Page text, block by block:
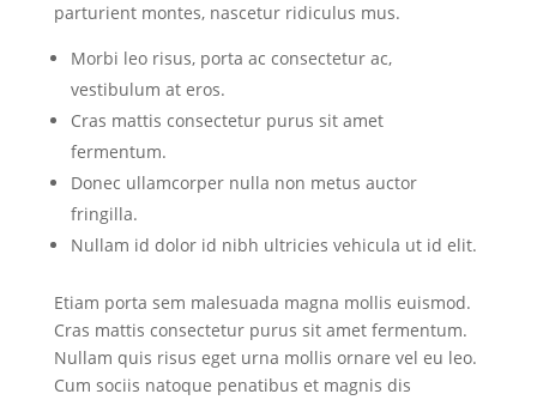
parturient montes, nascetur ridiculus mus.
Morbi leo risus, porta ac consectetur ac,
vestibulum at eros.
Cras mattis consectetur purus sit amet
fermentum.
Donec ullamcorper nulla non metus auctor
fringilla.
Nullam id dolor id nibh ultricies vehicula ut id elit.
Etiam porta sem malesuada magna mollis euismod.
Cras mattis consectetur purus sit amet fermentum.
Nullam quis risus eget urna mollis ornare vel eu leo.
Cum sociis natoque penatibus et magnis dis